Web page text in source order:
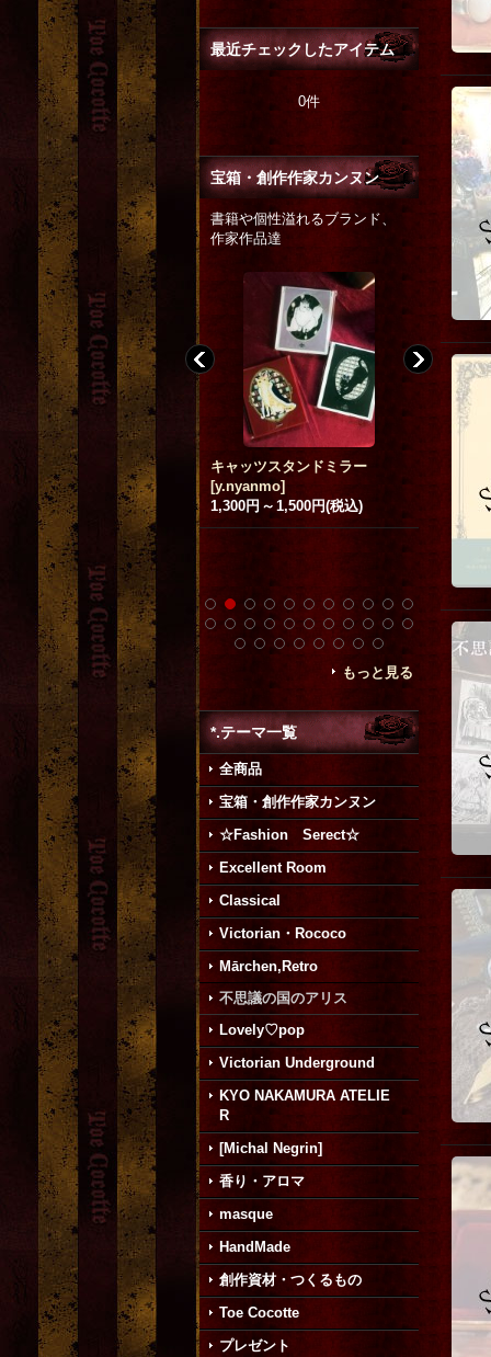
最近チェックしたアイテム
0件
宝箱・創作作家カンヌン
書籍や個性溢れるブランド、
作家作品達
ャッツスタンドミラー
]
円～1,500円 (税込)
蝶のアクリル標本
8,229円(税込)
豚足
asking
3,500円
もっと見る
*.テーマ一覧
全商品
宝箱・創作作家カンヌン
☆Fashion Serect☆
Excellent Room
Classical
Victorian・Rococo
Mārchen,Retro
不思議の国のアリス
Lovely♡pop
Victorian Underground
KYO NAKAMURA ATELIE
R
[Michal Negrin]
香り・アロマ
masque
HandMade
創作資材・つくるもの
Toe Cocotte
プレゼント